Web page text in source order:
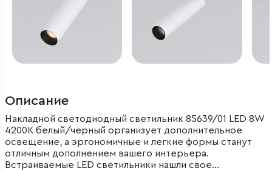
Описание
Накладной светодиодный светильник 85639/01 LED 8W
4200K белый/черный организует дополнительное
освещение, а эргономичные и легкие формы станут
отличным дополнением вашего интерьера.
Встраиваемые LED светильники нашли свое